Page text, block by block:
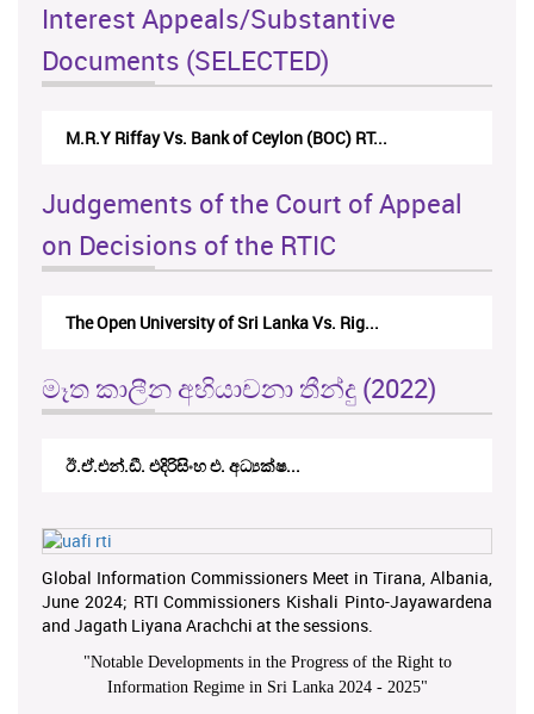
Interest Appeals/Substantive
Documents (SELECTED)
M.R.Y Riffay Vs. Bank of Ceylon (BOC) RT...
Judgements of the Court of Appeal
on Decisions of the RTIC
The Open University of Sri Lanka Vs. Rig...
මෑත කාලීන අභියාචනා තීන්දු (2022)
ඊ.ඒ.එන්.ඩී. එදිරිසිංහ එ. අධ්‍යක්ෂ...
Global Information Commissioners Meet in Tirana, Albania,
June 2024; RTI Commissioners Kishali Pinto-Jayawardena
and Jagath Liyana Arachchi at the sessions.
"Notable Developments in the Progress of the Right to
Information Regime in Sri Lanka 2024 - 2025"